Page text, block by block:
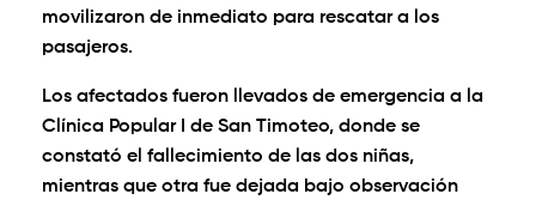
movilizaron de inmediato para rescatar a los
pasajeros.
Los afectados fueron llevados de emergencia a la
Clínica Popular I de San Timoteo, donde se
constató el fallecimiento de las dos niñas,
mientras que otra fue dejada bajo observación